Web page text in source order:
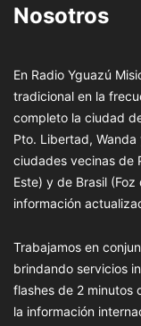
Nosotros
En Radio Yguazú
tradicional en la
completo la ciudad
Pto. Libertad,
ciudades vecinas de
Este) y de Brasil
información
Trabajamos en
brindando servicios
flashes de 2 minutos
la información